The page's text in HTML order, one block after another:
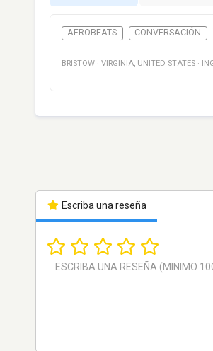
AFROBEATS CONVERSACIÓN
BRISTOW · VIRGINIA, UNITED STATES ·
Escriba una reseña